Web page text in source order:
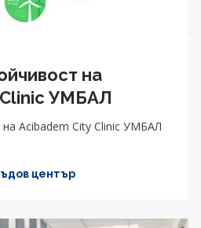
на
УМБАЛ
Acibadem City Clinic УМБАЛ
център